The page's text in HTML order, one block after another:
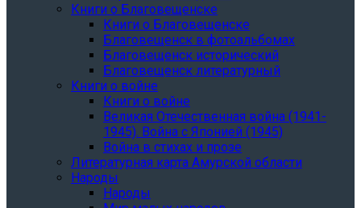
Книги о Благовещенске
Книги о Благовещенске
Благовещенск в фотоальбомах
Благовещенск исторический
Благовещенск литературный
Книги о войне
Книги о войне
Великая Отечественная война (1941-
1945). Война с Японией (1945)
Война в стихах и прозе
Литературная карта Амурской области
Народы
Народы